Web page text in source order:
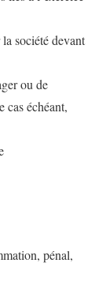
société devant
ou de
cas échéant,
pénal,